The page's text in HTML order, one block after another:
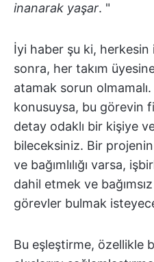
inanarak yaşar. "
İyi haber şu ki, herkesin
sonra, her takım
atamak sorun
konusuysa, bu görevin
detay odaklı bir kişiye
bileceksiniz. Bir
ve bağımlılığı varsa,
dahil etmek ve
görevler bulmak
Bu eşleştirme, özellikle